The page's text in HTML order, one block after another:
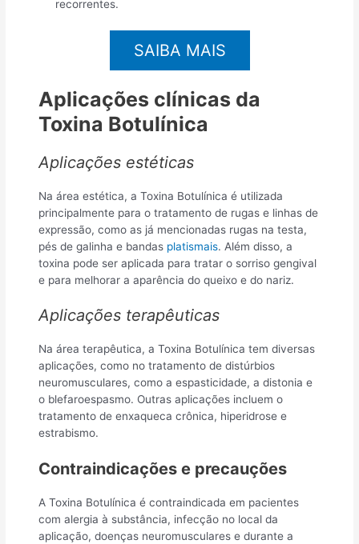
recorrentes.
SAIBA MAIS
Aplicações clínicas da
Toxina Botulínica
Aplicações estéticas
Na área estética, a Toxina Botulínica é utilizada
principalmente para o tratamento de rugas e linhas de
expressão, como as já mencionadas rugas na testa,
pés de galinha e bandas platismais. Além disso, a
toxina pode ser aplicada para tratar o sorriso gengival
e para melhorar a aparência do queixo e do nariz.
Aplicações terapêuticas
Na área terapêutica, a Toxina Botulínica tem diversas
aplicações, como no tratamento de distúrbios
neuromusculares, como a espasticidade, a distonia e
o blefaroespasmo. Outras aplicações incluem o
tratamento de enxaqueca crônica, hiperidrose e
estrabismo.
Contraindicações e precauções
A Toxina Botulínica é contraindicada em pacientes
com alergia à substância, infecção no local da
aplicação, doenças neuromusculares e durante a